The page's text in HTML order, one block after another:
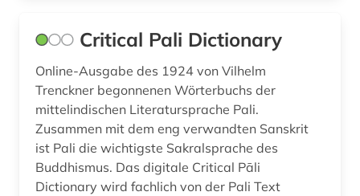
Critical Pali Dictionary
Online-Ausgabe des 1924 von Vilhelm
Trenckner begonnenen Wörterbuchs der
mittelindischen Literatursprache Pali.
Zusammen mit dem eng verwandten Sanskrit
ist Pali die wichtigste Sakralsprache des
Buddhismus. Das digitale Critical Pāli
Dictionary wird fachlich von der Pali Text